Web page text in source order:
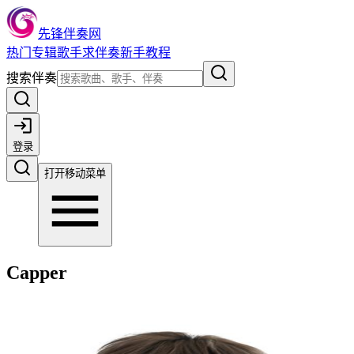
先锋伴奏网
热门 专辑歌手求伴奏新手教程
搜索伴奏
登录
打开移动菜单
Capper